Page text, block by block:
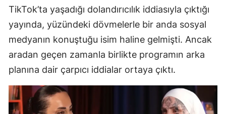
TikTok’ta yaşadığı dolandırıcılık iddiasıyla çıktığı
yayında, yüzündeki dövmelerle bir anda sosyal
medyanın konuştuğu isim haline gelmişti. Ancak
aradan geçen zamanla birlikte programın arka
planına dair çarpıcı iddialar ortaya çıktı.